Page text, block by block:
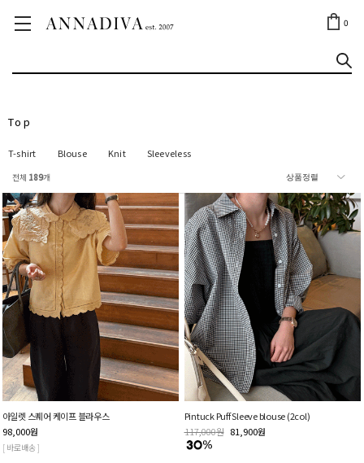
0
ANNA JEWELRY
Top
T-shirt Blouse Knit Sleeveless
전체 189개
아일렛 스퀘어 케이프 블라우스
98,000원
[ 바로배송 ]
Pintuck Puff Sleeve blouse (2col)
117,000원 81,900원